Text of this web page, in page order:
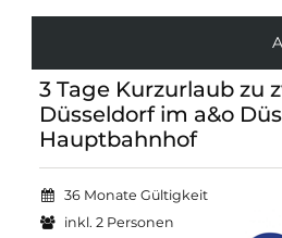
3 Tage Kurzurlaub zu
Düsseldorf im a&o
Hauptbahnhof
36 Monate Gültigkeit
inkl. 2 Personen